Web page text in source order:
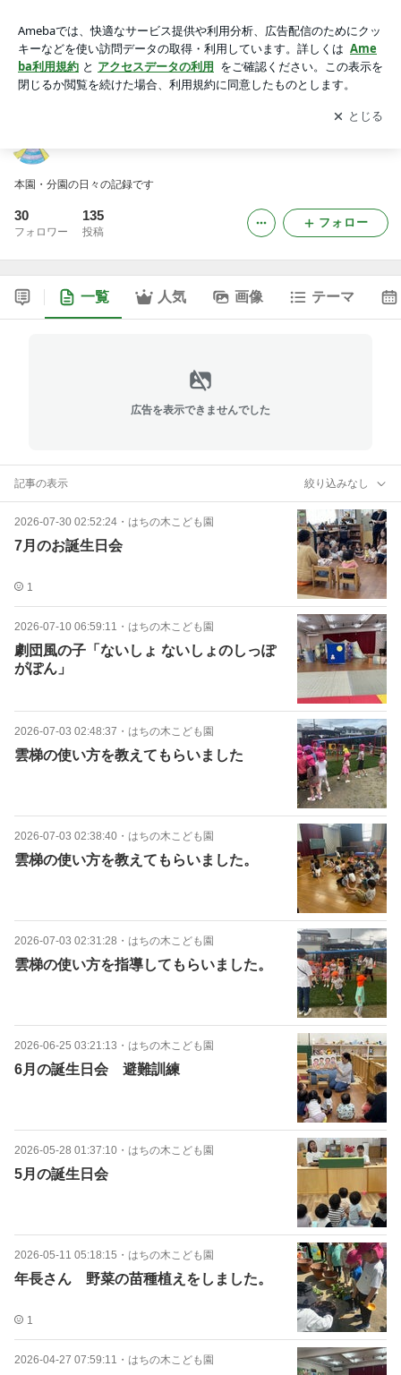
アプリをダウンロードして ブログの更新通知
を受け取りまし
ょう。
開く
本園・分園の日々の記録です
30
フォロワー
135
投稿
フォロー
一覧 人気 画像 テーマ
広告を表示できませんでした
記事の表示 絞り込みなし
2026-07-30 02:52:24 ・ はちの木こども園
7月のお誕生日会
1
2026-07-10 06:59:11 ・ はちの木こども園
劇団風の子「ないしょ ないしょのしっぽ
がぽん」
2026-07-03 02:48:37 ・ はちの木こども園
雲梯の使い方を教えてもらいました
2026-07-03 02:38:40 ・ はちの木こども園
雲梯の使い方を教えてもらいました。
2026-07-03 02:31:28 ・ はちの木こども園
雲梯の使い方を指導してもらいました。
2026-06-25 03:21:13 ・ はちの木こども園
6月の誕生日会 避難訓練
2026-05-28 01:37:10 ・ はちの木こども園
5月の誕生日会
2026-05-11 05:18:15 ・ はちの木こども園
年長さん 野菜の苗種植えをしました。
1
2026-04-27 07:59:11 ・ はちの木こども園